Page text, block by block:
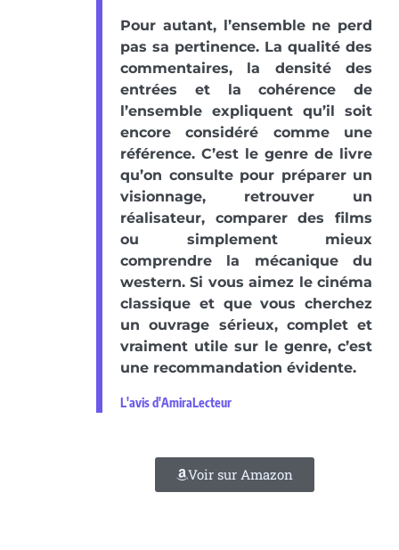
Pour autant, l’ensemble ne perd
pas sa pertinence. La qualité des
commentaires, la densité des
entrées et la cohérence de
l’ensemble expliquent qu’il soit
encore considéré comme une
référence. C’est le genre de livre
qu’on consulte pour préparer un
visionnage, retrouver un
réalisateur, comparer des films
ou simplement mieux
comprendre la mécanique du
western. Si vous aimez le cinéma
classique et que vous cherchez
un ouvrage sérieux, complet et
vraiment utile sur le genre, c’est
une recommandation évidente.
L'avis d'AmiraLecteur
Voir sur Amazon